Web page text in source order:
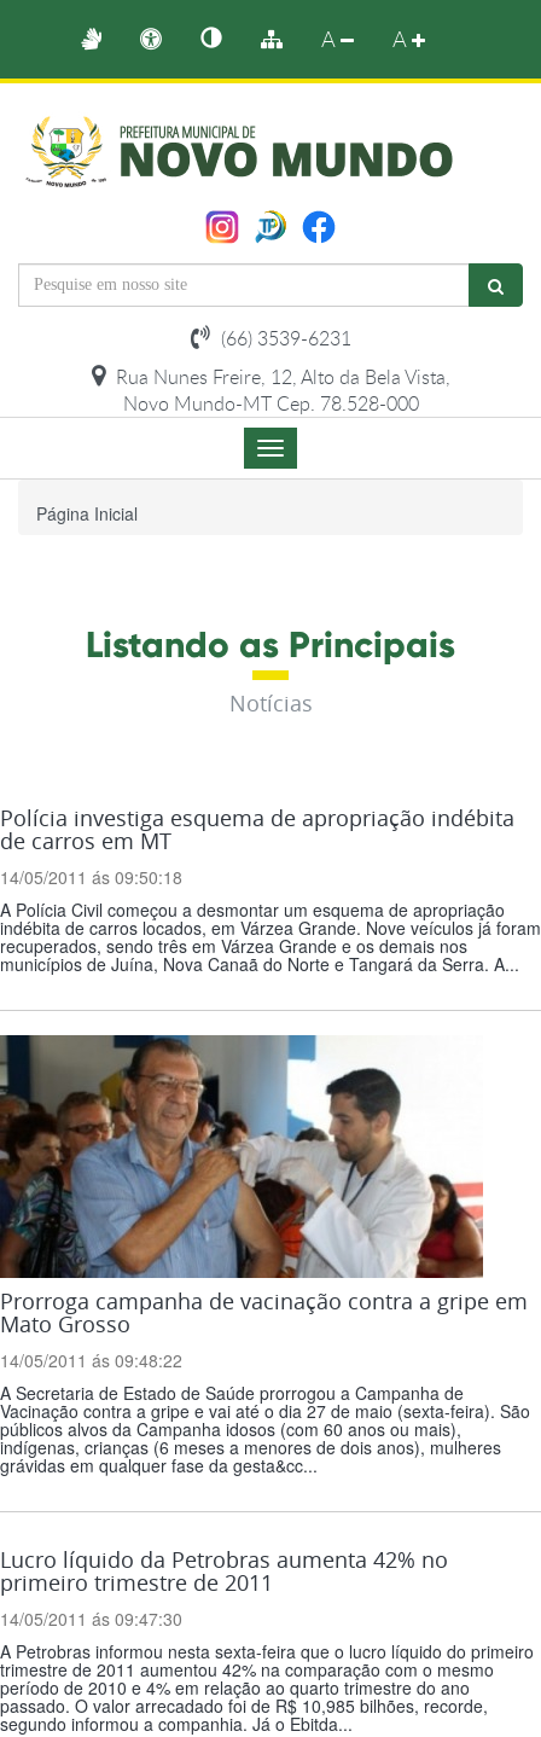
A A
(66) 3539-6231
Rua Nunes Freire, 12, Alto da Bela Vista,
Novo Mundo-MT Cep. 78.528-000
Menu
de
Página Inicial
Listando as Principais
Notícias
Polícia investiga esquema de apropriação indébita
de carros em MT
14/05/2011 ás 09:50:18
A Polícia Civil começou a desmontar um esquema de apropriação
indébita de carros locados, em Várzea Grande. Nove veículos já foram
recuperados, sendo três em Várzea Grande e os demais nos
municípios de Juína, Nova Canaã do Norte e Tangará da Serra. A...
Prorroga campanha de vacinação contra a gripe em
Mato Grosso
14/05/2011 ás 09:48:22
A Secretaria de Estado de Saúde prorrogou a Campanha de
Vacinação contra a gripe e vai até o dia 27 de maio (sexta-feira). São
públicos alvos da Campanha idosos (com 60 anos ou mais),
indígenas, crianças (6 meses a menores de dois anos), mulheres
grávidas em qualquer fase da gesta&cc...
Lucro líquido da Petrobras aumenta 42% no
primeiro trimestre de 2011
14/05/2011 ás 09:47:30
A Petrobras informou nesta sexta-feira que o lucro líquido do primeiro
trimestre de 2011 aumentou 42% na comparação com o mesmo
período de 2010 e 4% em relação ao quarto trimestre do ano
passado. O valor arrecadado foi de R$ 10,985 bilhões, recorde,
segundo informou a companhia. Já o Ebitda...